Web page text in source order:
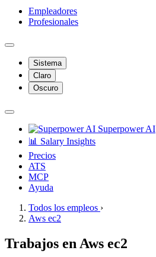
Empleadores
Profesionales
Sistema
Claro
Oscuro
Superpower AI
📊 Salary Insights
Precios
ATS
MCP
Ayuda
Todos los empleos ›
Aws ec2
Trabajos en Aws ec2